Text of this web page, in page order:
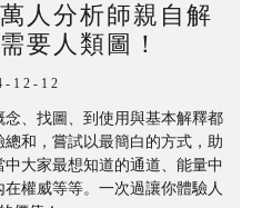
人分析師親自解
要人類圖！
12-12
、找圖、到使用與基本解釋都
和，嘗試以最簡白的方式，助
大家最想知道的通道、能量中
權威等等。一次過讓你體驗人